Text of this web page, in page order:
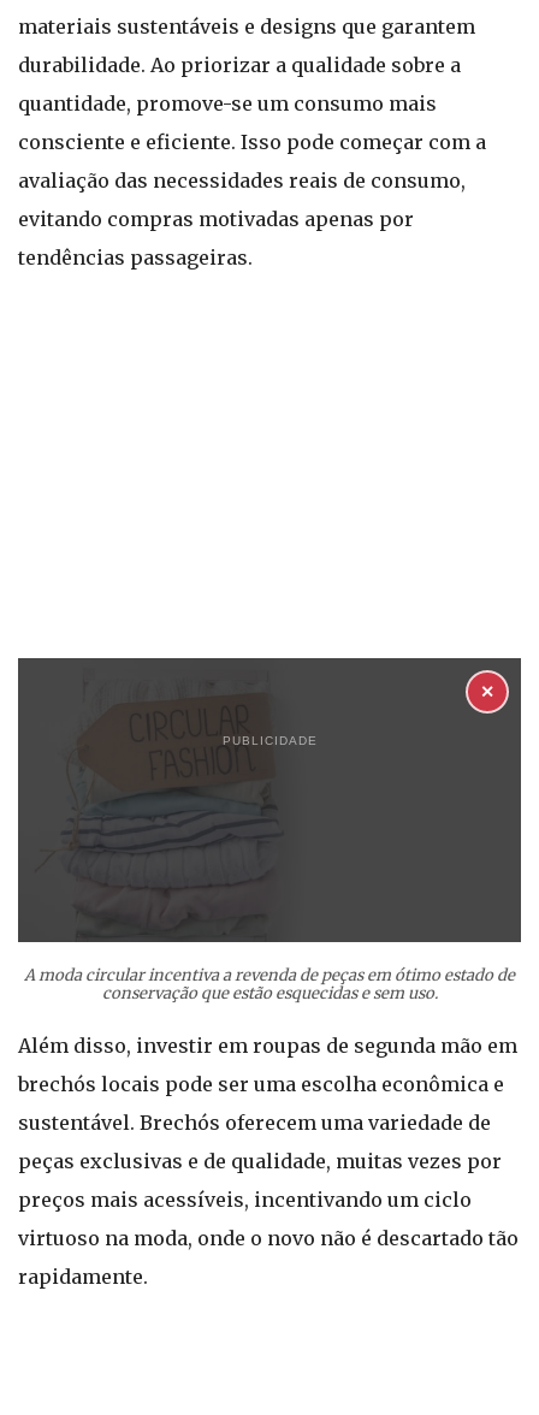
materiais sustentáveis e designs que garantem
durabilidade. Ao priorizar a qualidade sobre a
quantidade, promove-se um consumo mais
consciente e eficiente. Isso pode começar com a
avaliação das necessidades reais de consumo,
evitando compras motivadas apenas por
tendências passageiras.
PUBLICIDADE
✕
A moda circular incentiva a revenda de peças em ótimo estado de
conservação que estão esquecidas e sem uso.
Além disso, investir em roupas de segunda mão em
brechós locais pode ser uma escolha econômica e
sustentável. Brechós oferecem uma variedade de
peças exclusivas e de qualidade, muitas vezes por
preços mais acessíveis, incentivando um ciclo
virtuoso na moda, onde o novo não é descartado tão
rapidamente.